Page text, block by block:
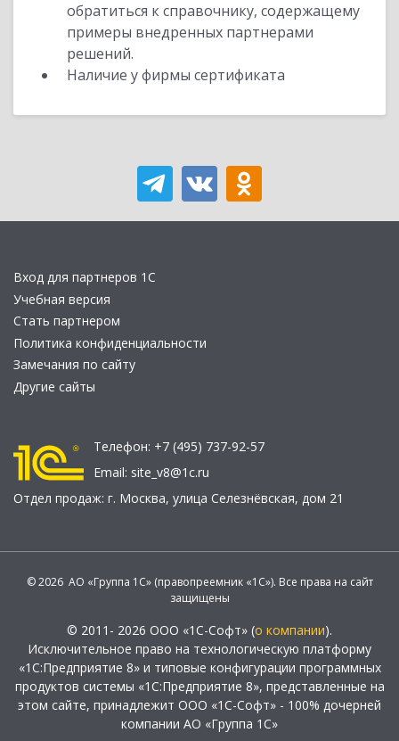
обратиться к справочнику, содержащему
примеры внедренных партнерами
решений.
Наличие у фирмы сертификата
Вход для партнеров 1С
Учебная версия
Стать партнером
Политика конфиденциальности
Замечания по сайту
Другие сайты
Телефон: +7 (495) 737-92-57
Email: site_v8@1c.ru
Отдел продаж: г. Москва, улица Селезнёвская, дом 21
© 2026 АО «Группа 1С» (правопреемник «1С»). Все права на сайт
защищены
© 2011- 2026 ООО «1С-Софт» (о компании).
Исключительное право на технологическую платформу
«1С:Предприятие 8» и типовые конфигурации программных
продуктов системы «1С:Предприятие 8», представленные на
этом сайте, принадлежит ООО «1С-Софт» - 100% дочерней
компании АО «Группа 1С»